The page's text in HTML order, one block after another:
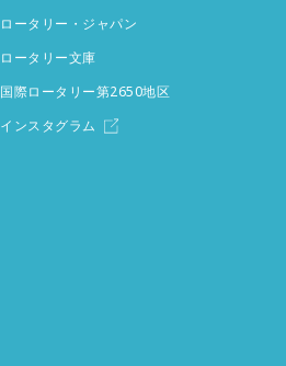
ロータリー・ジャパン
ロータリー文庫
国際ロータリー第2650地区
インスタグラム